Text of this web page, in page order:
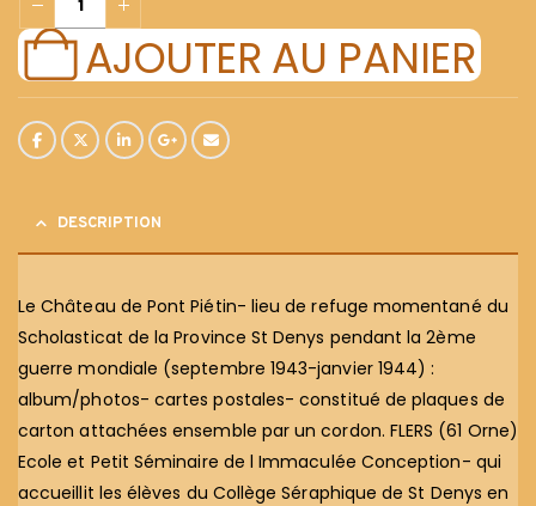
AJOUTER AU PANIER
DESCRIPTION
Le Château de Pont Piétin- lieu de refuge momentané du
Scholasticat de la Province St Denys pendant la 2ème
guerre mondiale (septembre 1943-janvier 1944) :
album/photos- cartes postales- constitué de plaques de
carton attachées ensemble par un cordon. FLERS (61 Orne)
Ecole et Petit Séminaire de l Immaculée Conception- qui
accueillit les élèves du Collège Séraphique de St Denys en